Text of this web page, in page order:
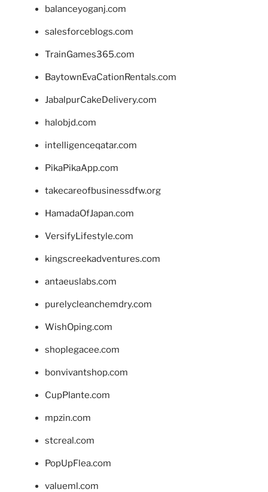
balanceyoganj.com
salesforceblogs.com
TrainGames365.com
BaytownEvaCationRentals.com
JabalpurCakeDelivery.com
halobjd.com
intelligenceqatar.com
PikaPikaApp.com
takecareofbusinessdfw.org
HamadaOfJapan.com
VersifyLifestyle.com
kingscreekadventures.com
antaeuslabs.com
purelycleanchemdry.com
WishOping.com
shoplegacee.com
bonvivantshop.com
CupPlante.com
mpzin.com
stcreal.com
PopUpFlea.com
valueml.com